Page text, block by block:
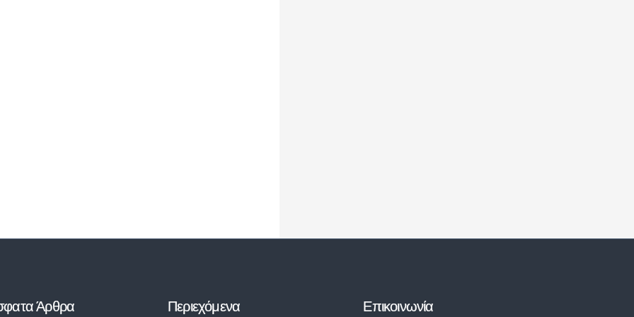
Άρθρα Περιεχόμενα Επικοινωνία